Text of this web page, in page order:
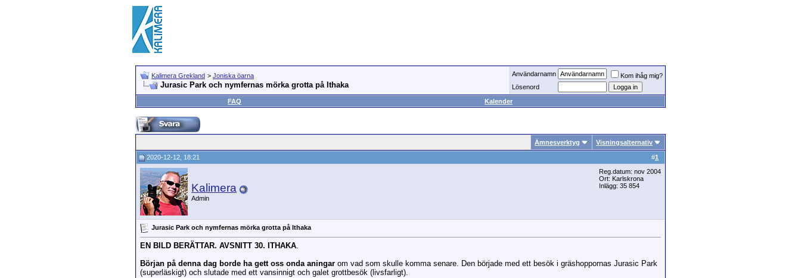
Kalimera Grekland > Joniska öarna
Jurasic Park och nymfernas mörka grotta på Ithaka
Användarnamn
Kom ihåg mig?
Lösenord
FAQ
Kalender
Ämnesverktyg Visningsalternativ
#1
2020-12-12, 18:21
Kalimera
Admin
Reg.datum: nov 2004
Ort: Karlskrona
Inlägg: 35 854
Jurasic Park och nymfernas mörka grotta på Ithaka
EN BILD BERÄTTAR. AVSNITT 30. ITHAKA.
Början på denna dag borde ha gett oss onda aningar om vad som skulle komma senare. Den började med ett besök i gräshoppornas Jurasic Park
(superläskigt) och slutade med ett vansinnigt och galet grottbesök (livsfarligt).